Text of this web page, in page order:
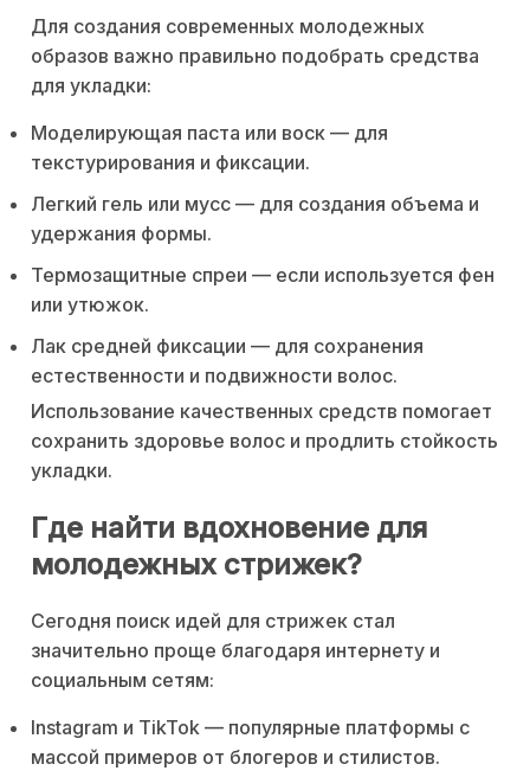
Для создания современных молодежных
образов важно правильно подобрать средства
для укладки:
Моделирующая паста или воск — для
текстурирования и фиксации.
Легкий гель или мусс — для создания объема и
удержания формы.
Термозащитные спреи — если используется фен
или утюжок.
Лак средней фиксации — для сохранения
естественности и подвижности волос.
Использование качественных средств помогает
сохранить здоровье волос и продлить стойкость
укладки.
Где найти вдохновение для
молодежных стрижек?
Сегодня поиск идей для стрижек стал
значительно проще благодаря интернету и
социальным сетям:
Instagram и TikTok — популярные платформы с
массой примеров от блогеров и стилистов.